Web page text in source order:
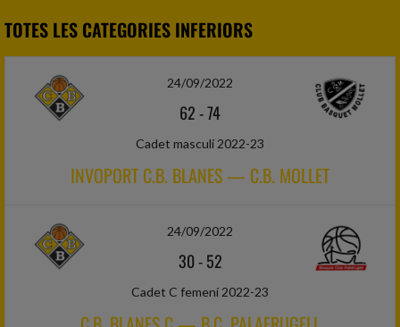
TOTES LES CATEGORIES INFERIORS
24/09/2022
62-74
Cadet masculí 2022-23
INVOPORT C.B. BLANES — C.B. MOLLET
24/09/2022
30-52
Cadet C femení 2022-23